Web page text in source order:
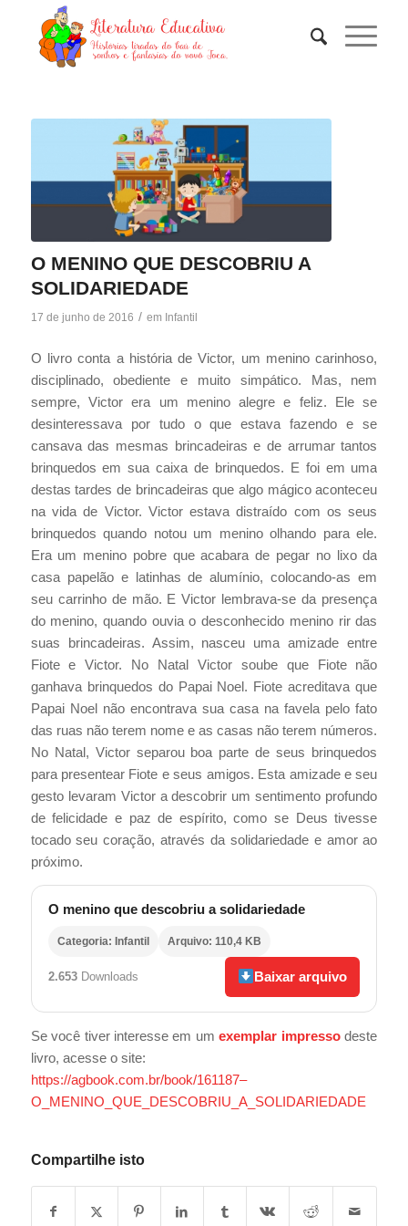
O MENINO QUE DESCOBRIU A
SOLIDARIEDADE
17 de junho de 2016 / em Infantil
O livro conta a história de Victor, um menino carinhoso,
disciplinado, obediente e muito simpático. Mas, nem
sempre, Victor era um menino alegre e feliz. Ele se
desinteressava por tudo o que estava fazendo e se
cansava das mesmas brincadeiras e de arrumar tantos
brinquedos em sua caixa de brinquedos. E foi em uma
destas tardes de brincadeiras que algo mágico aconteceu
na vida de Victor. Victor estava distraído com os seus
brinquedos quando notou um menino olhando para ele.
Era um menino pobre que acabara de pegar no lixo da
casa papelão e latinhas de alumínio, colocando-as em
seu carrinho de mão. E Victor lembrava-se da presença
do menino, quando ouvia o desconhecido menino rir das
suas brincadeiras. Assim, nasceu uma amizade entre
Fiote e Victor. No Natal Victor soube que Fiote não
ganhava brinquedos do Papai Noel. Fiote acreditava que
Papai Noel não encontrava sua casa na favela pelo fato
das ruas não terem nome e as casas não terem números.
No Natal, Victor separou boa parte de seus brinquedos
para presentear Fiote e seus amigos. Esta amizade e seu
gesto levaram Victor a descobrir um sentimento profundo
de felicidade e paz de espírito, como se Deus tivesse
tocado seu coração, através da solidariedade e amor ao
próximo.
O menino que descobriu a solidariedade
Categoria: Infantil Arquivo: 110,4 KB
2.653Downloads Baixar arquivo
Se você tiver interesse em umexemplar impressodeste
livro, acesse o site:
https://agbook.com.br/book/161187–
O_MENINO_QUE_DESCOBRIU_A_SOLIDARIEDADE
Compartilhe isto